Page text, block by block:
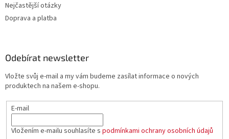
Nejčastější otázky
Doprava a platba
Odebírat newsletter
Vložte svůj e-mail a my vám budeme zasílat informace o nových
produktech na našem e-shopu.
E-mail
Vložením e-mailu souhlasíte s podmínkami ochrany osobních údajů